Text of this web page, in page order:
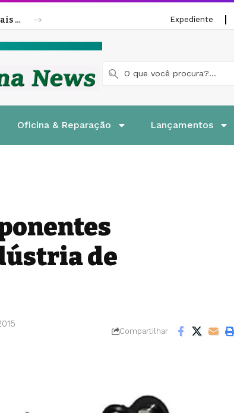
Cofap amplia linha de molas a gás para mais veículos leves e pesados Expediente
Oficina & Reparação Lançamentos
de
Compartilhar